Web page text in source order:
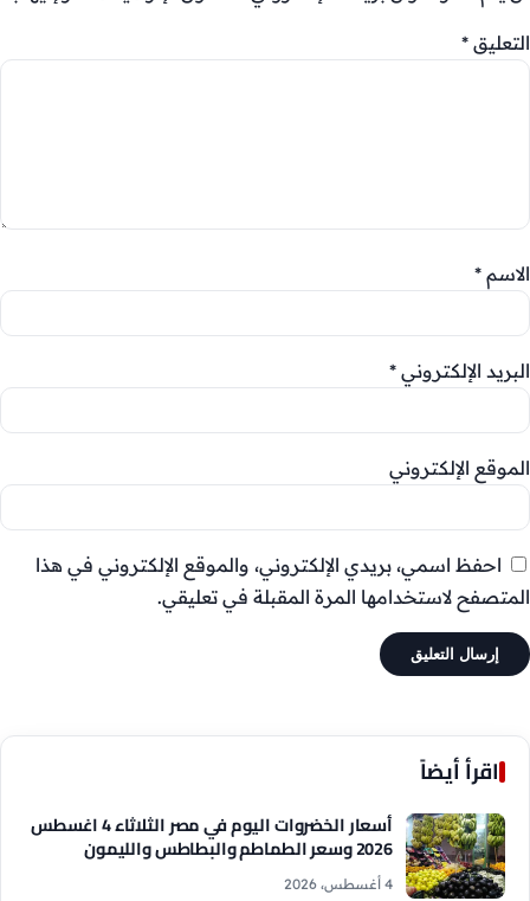
التعليق *
الاسم *
البريد الإلكتروني *
الموقع الإلكتروني
احفظ اسمي، بريدي الإلكتروني، والموقع الإلكتروني في هذا
المتصفح لاستخدامها المرة المقبلة في تعليقي.
اقرأ أيضاً
أسعار الخضروات اليوم في مصر الثلاثاء 4 اغسطس
2026 وسعر الطماطم والبطاطس والليمون
4 أغسطس، 2026